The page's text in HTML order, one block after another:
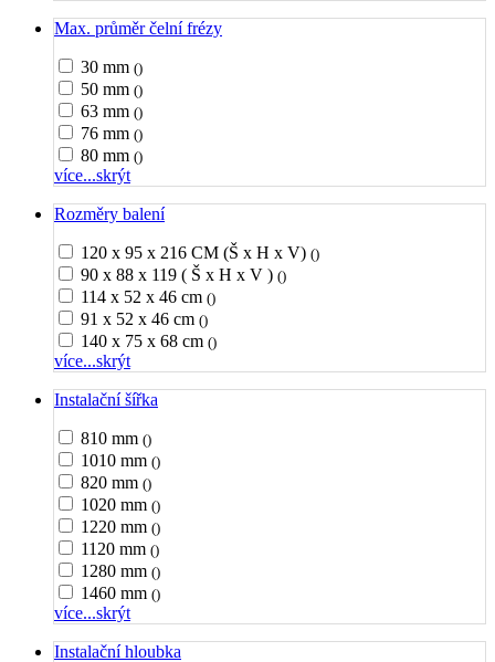
Max. průměr čelní frézy
30 mm ()
50 mm ()
63 mm ()
76 mm ()
80 mm ()
více...skrýt
Rozměry balení
120 x 95 x 216 CM (Š x H x V) ()
90 x 88 x 119 ( Š x H x V ) ()
114 x 52 x 46 cm ()
91 x 52 x 46 cm ()
140 x 75 x 68 cm ()
více...skrýt
Instalační šířka
810 mm ()
1010 mm ()
820 mm ()
1020 mm ()
1220 mm ()
1120 mm ()
1280 mm ()
1460 mm ()
více...skrýt
Instalační hloubka